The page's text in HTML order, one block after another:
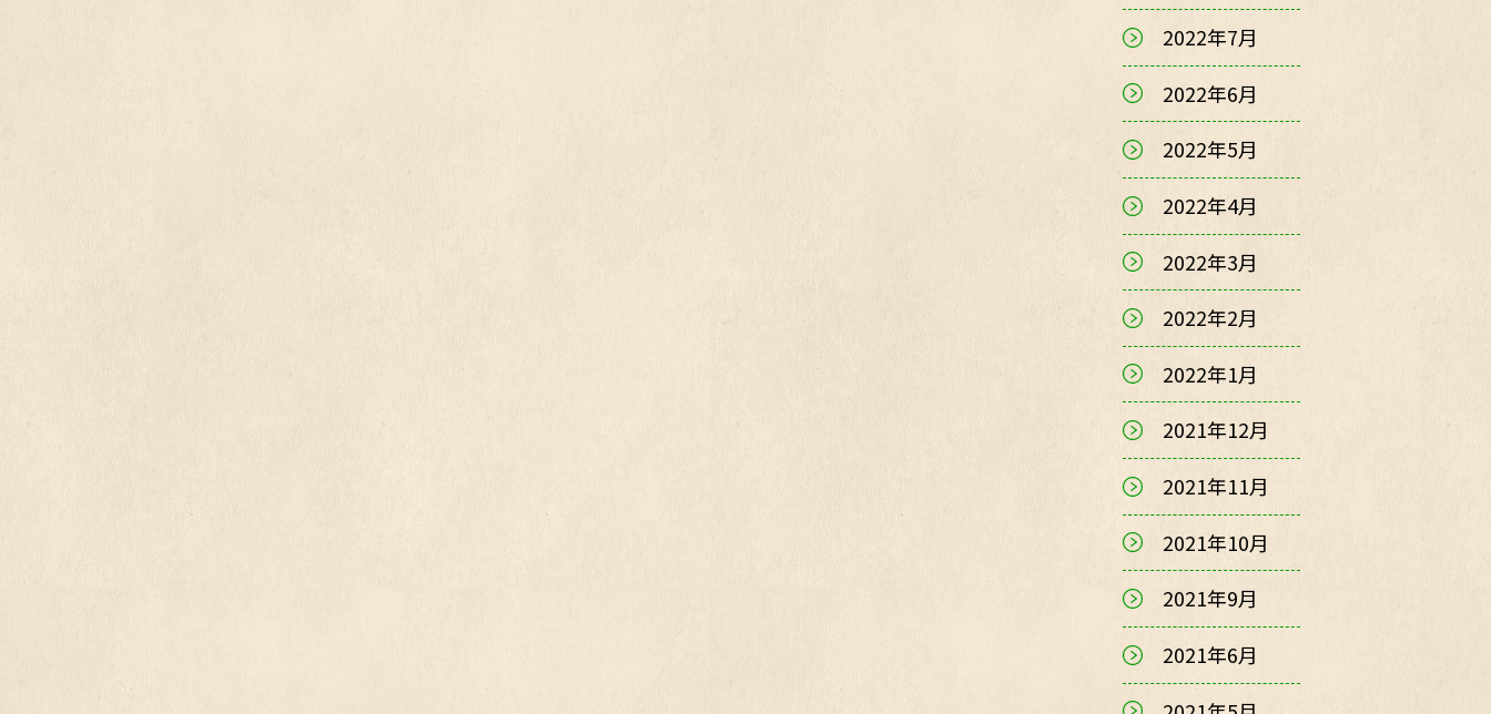
2022年7月
2022年6月
2022年5月
2022年4月
2022年3月
2022年2月
2022年1月
2021年12月
2021年11月
2021年10月
2021年9月
2021年6月